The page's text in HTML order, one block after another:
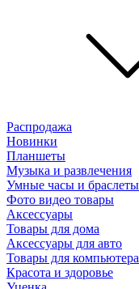
Распродажа
Новинки
Планшеты
Музыка и развлечения
Умные часы и браслеты
Фото видео товары
Аксессуары
Товары для дома
Аксессуары для авто
Товары для компьютера
Красота и здоровье